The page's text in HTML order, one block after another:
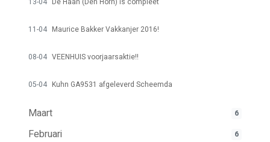
11-04 Maurice Bakker Vakkanjer 2016!
08-04 VEENHUIS voorjaarsaktie!!
05-04 Kuhn GA9531 afgeleverd Scheemda
Maart 6
Februari 6